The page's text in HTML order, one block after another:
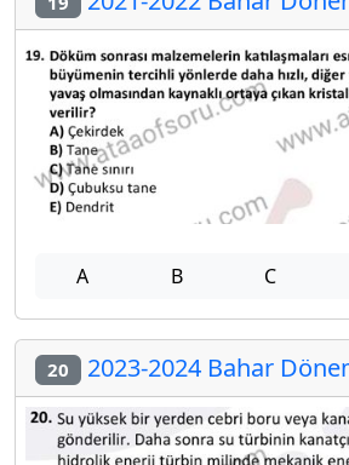
A B C
20 2023-2024 Bahar